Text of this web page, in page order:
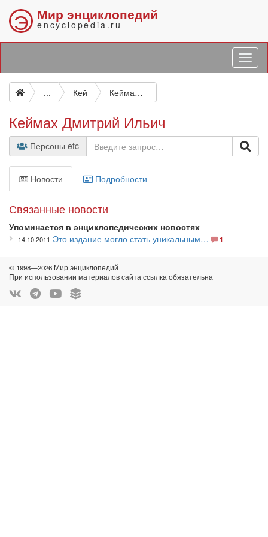
Э Мир энциклопедий
encyclopedia.ru
... Кей Кеймах Дмитрий Ильич
Кеймах Дмитрий Ильич
Персоны etc
Новости Подробности
Связанные новости
Упоминается в энциклопедических новостях
14.10.2011 Это издание могло стать уникальным… 1
© 1998—2026 Мир энциклопедий
При использовании материалов сайта ссылка обязательна